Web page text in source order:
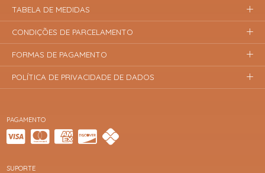
PAGAMENTO
SUPORTE
TABELA DE MEDIDAS
CONDIÇÕES DE PARCELAMENTO
FORMAS DE PAGAMENTO
POLÍTICA DE PRIVACIDADE DE DADOS